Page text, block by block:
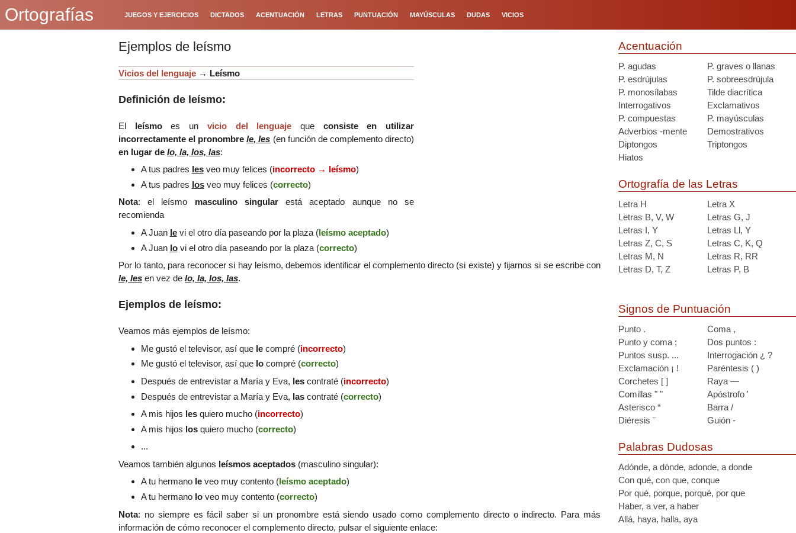
Ortografías JUEGOS Y EJERCICIOS DICTADOS ACENTUACIÓN LETRAS PUNTUACIÓN MAYÚSCULAS DUDAS VICIOS
Ejemplos de leísmo
Vicios del lenguaje → Leísmo
Definición de leísmo:
El leísmoes un vicio del lenguaje que consiste en utilizar
incorrectamente el pronombrele, les (en función de complemento directo)
en lugar de lo, la, los, las:
A tus padres lesveo muy felices (incorrecto → leísmo)
A tus padres losveo muy felices (correcto)
Nota: el leísmo masculino singularestá aceptado aunque no se
recomienda
A Juan levi el otro día paseando por la plaza (leísmo aceptado)
A Juan lovi el otro día paseando por la plaza (correcto)
Por lo tanto, para reconocer si hay leísmo, debemos identificar el complemento directo (si existe) y fijarnos si se escribe con
le, les en vez de lo, la, los, las.
Ejemplos de leísmo:
Veamos más ejemplos de leísmo:
Me gustó el televisor, así que lecompré (incorrecto)
Me gustó el televisor, así que locompré (correcto)
Después de entrevistar a María y Eva, lescontraté (incorrecto)
Después de entrevistar a María y Eva, lascontraté (correcto)
A mis hijos lesquiero mucho (incorrecto)
A mis hijos losquiero mucho (correcto)
...
Veamos también algunos leísmos aceptados (masculino singular):
A tu hermano leveo muy contento (leísmo aceptado)
A tu hermano loveo muy contento (correcto)
Nota: nosiempre es fácil saber si un pronombre está siendo usado como complemento directo o indirecto. Para más
información de cómo reconocer el complemento directo, pulsar el siguiente enlace:
Acentuación
P. agudas
P. graves o llanas
P. esdrújulas
P. sobreesdrújula
P. monosílabas
Tilde diacrítica
Interrogativos
Exclamativos
P. compuestas
P. mayúsculas
Adverbios -mente
Demostrativos
Diptongos
Triptongos
Hiatos
Ortografía de las Letras
Letra H
Letra X
Letras B, V, W
Letras G, J
Letras I, Y
Letras Ll, Y
Letras Z, C, S
Letras C, K, Q
Letras M, N
Letras R, RR
Letras D, T, Z
Letras P, B
Signos de Puntuación
Punto .
Coma ,
Punto y coma ;
Dos puntos :
Puntos susp. ...
Interrogación ¿ ?
Exclamación ¡ !
Paréntesis ( )
Corchetes [ ]
Raya —
Comillas " "
Apóstrofo '
Asterisco *
Barra /
Diéresis ¨
Guión -
Palabras Dudosas
Adónde, a dónde, adonde, a donde
Con qué, con que, conque
Por qué, porque, porqué, por que
Haber, a ver, a haber
Allá, haya, halla, aya